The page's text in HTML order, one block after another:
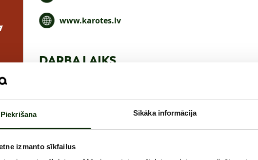
Piekrišana Sīkāka informācija
izmanto sīkfailus
www.karotes.lv
DARBA LAIKS